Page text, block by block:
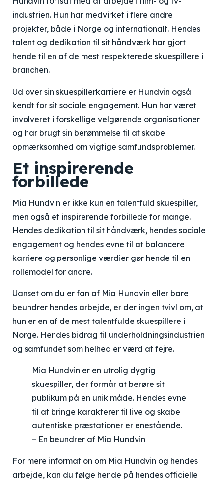
industrien. Hun har medvirket i flere andre
projekter, både i Norge og internationalt. Hendes
talent og dedikation til sit håndværk har gjort
hende til en af de mest respekterede skuespillere i
branchen.
Ud over sin skuespillerkarriere er Hundvin også
kendt for sit sociale engagement. Hun har været
involveret i forskellige velgørende organisationer
og har brugt sin berømmelse til at skabe
opmærksomhed om vigtige samfundsproblemer.
Et inspirerende
forbillede
Mia Hundvin er ikke kun en talentfuld skuespiller,
men også et inspirerende forbillede for mange.
Hendes dedikation til sit håndværk, hendes sociale
engagement og hendes evne til at balancere
karriere og personlige værdier gør hende til en
rollemodel for andre.
Uanset om du er fan af Mia Hundvin eller bare
beundrer hendes arbejde, er der ingen tvivl om, at
hun er en af de mest talentfulde skuespillere i
Norge. Hendes bidrag til underholdningsindustrien
og samfundet som helhed er værd at fejre.
Mia Hundvin er en utrolig dygtig
skuespiller, der formår at berøre sit
publikum på en unik måde. Hendes evne
til at bringe karakterer til live og skabe
autentiske præstationer er enestående.
– En beundrer af Mia Hundvin
For mere information om Mia Hundvin og hendes
arbejde, kan du følge hende på hendes officielle